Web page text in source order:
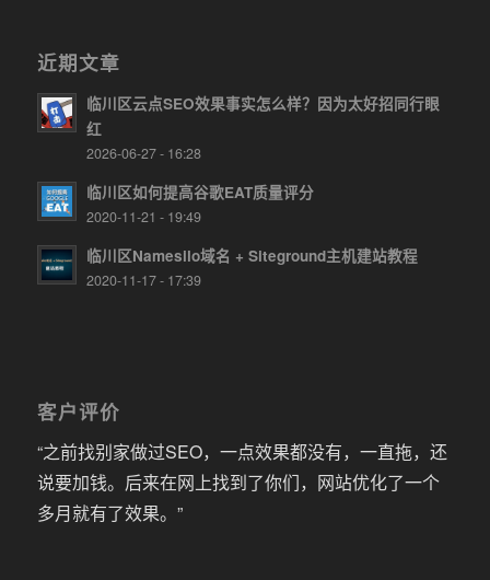
近期文章
临川区云点SEO效果事实怎么样？因为太好招同行眼
红
2026-06-27 - 16:28
临川区如何提高谷歌EAT质量评分
2020-11-21 - 19:49
临川区Namesilo域名 + Siteground主机建站教程
2020-11-17 - 17:39
客户评价
“之前找别家做过SEO，一点效果都没有，一直拖，还
说要加钱。后来在网上找到了你们，网站优化了一个
多月就有了效果。”